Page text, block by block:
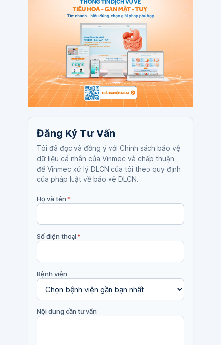
Đăng Ký Tư Vấn
Tôi đã đọc và đồng ý với Chính sách bảo vệ
dữ liệu cá nhân của Vinmec và chấp thuận
để Vinmec xử lý DLCN của tôi theo quy định
của pháp luật về bảo vệ DLCN.
Họ và tên*
Số điện thoại*
Bệnh viện
Nội dung cần tư vấn